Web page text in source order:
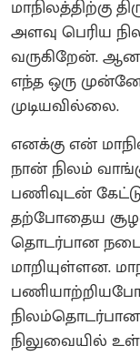
மாநிலத்திற்கு
அளவு பெரிய
வருகிறேன்.
எந்த ஒரு
முடியவில்லை.
எனக்கு என்
நான் நிலம்
பணிவுடன்
தற்போதைய
தொடர்பான
மாறியுள்ளன.
நிலுவையில்